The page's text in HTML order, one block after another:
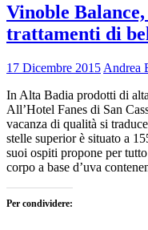
Vinoble
trattamenti di
17 Dicembre 2015 Andrea
In Alta Badia prodotti di
All’Hotel Fanes di San
vacanza di qualità si
stelle superior è situato a
suoi ospiti propone per
corpo a base d’uva
Per condividere: